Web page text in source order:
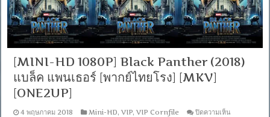
โรง
5.1
+
เสียง
อังกฤษ
[บรรยาย
[MINI-HD 1080P] Black Panther (2018)
แบล็ค แพนเธอร์ [พากย์ไทยโรง] [MKV]
[ONE2UP]
4 พฤษภาคม 2018 Mini-HD,VIP,VIP Cornfile ปิดความเห็นบน